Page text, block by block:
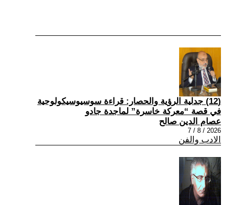
(12) جدلية الرؤية والحصار: قراءة سوسيوسيكولوجية
في قصة “معركة خاسرة” لماجدة جادو
عصام الدين صالح
2026 / 8 / 7
الادب والفن